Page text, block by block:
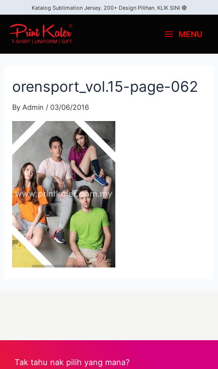
Katalog Sublimation Jersey. 200+ Design Pilihan. KLIK SINI 🔴
MENU
orensport_vol.15-page-062
ByAdmin / 03/06/2016
Tak tahu nak pilih yang mana?